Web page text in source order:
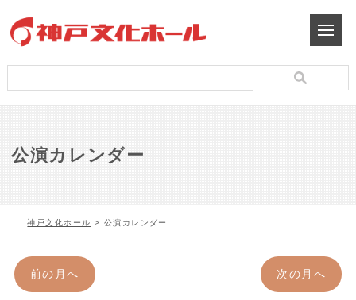
公演カレンダー
神戸文化ホール > 公演カレンダー
前の月へ 次の月へ